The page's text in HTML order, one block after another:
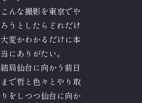
こんな撮影を東京でや
ろうとしたらどれだけ
大変かわかるだけに本
当にありがたい。
結局仙台に向かう前日
まで哲と色々とやり取
りをしつつ仙台に向か